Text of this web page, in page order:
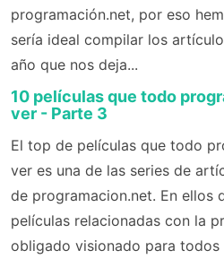
programación.net, por eso
sería ideal compilar los
año que nos deja...
10 películas que todo
ver - Parte 3
El top de películas que todo
ver es una de las series de
de programacion.net. En ellos
películas relacionadas con la
obligado visionado para todos